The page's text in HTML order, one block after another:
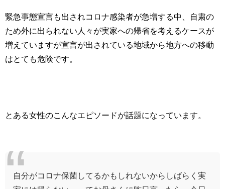
緊急事態宣言も出されコロナ感染者が急増する中、自粛の
ため外に出られない人々が実家への帰省を考えるケースが
増えていますが宣言が出されている地域から地方への移動
はとても危険です。
とある女性のこんなエピソードが話題になっています。
自分がコロナ保菌してるかもしれないからしばらく実